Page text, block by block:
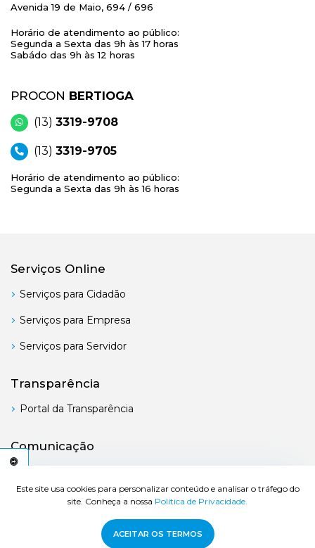
Este site usa cookies para personalizar conteúdo e analisar o tráfego do
site. Conheça a nossa Política de Privacidade.
ACEITAR OS TERMOS
A
Avenida 19 de Maio, 694 / 696
Horário de atendimento ao público:
Segunda a Sexta das 9h às 17 horas
Sabádo das 9h às 12 horas
PROCON BERTIOGA
(13) 3319-9708
(13) 3319-9705
Horário de atendimento ao público:
Segunda a Sexta das 9h às 16 horas
Serviços Online
Serviços para Cidadão
Serviços para Empresa
Serviços para Servidor
Transparência
Portal da Transparência
Comunicação
© 2026 Prefeitura de Bertioga - Todos os direitos reservados.
Desenvolvido por